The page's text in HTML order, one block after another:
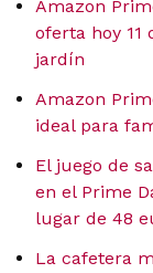
Amazon
oferta hoy 11
jardín
Amazon
ideal para
El juego de
en el Prime
lugar de 48
La cafetera